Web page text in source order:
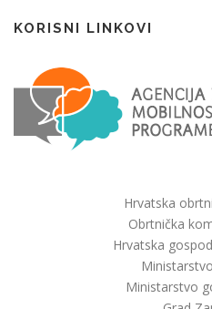
KORISNI LINKOVI
Hrvatska
Obrtnička
Hrvatska
Ministarstvo